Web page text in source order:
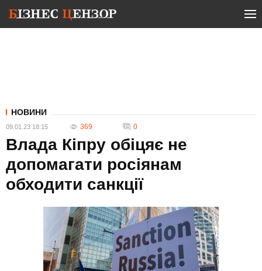
НОВИНИ
09.01.23 18:15 369 0
Влада Кіпру обіцяє не
допомагати росіянам
обходити санкції